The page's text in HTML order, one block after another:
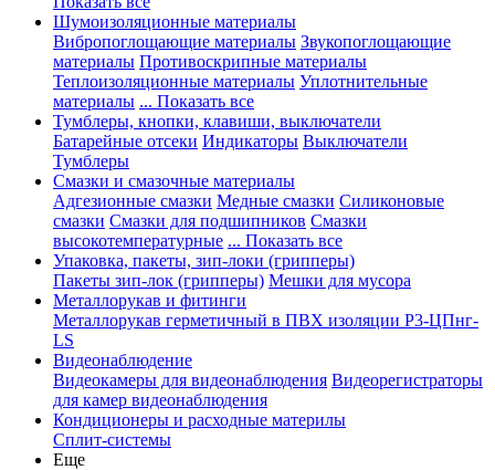
Шумоизоляционные материалы
Вибропоглощающие материалы Звукопоглощающие
материалы Противоскрипные материалы
Теплоизоляционные материалы Уплотнительные
материалы ... Показать все
Тумблеры, кнопки, клавиши, выключатели
Батарейные отсеки Индикаторы Выключатели
Тумблеры
Смазки и смазочные материалы
Адгезионные смазки Медные смазки Силиконовые
смазки Смазки для подшипников Смазки
высокотемпературные ... Показать все
Упаковка, пакеты, зип-локи (грипперы)
Пакеты зип-лок (грипперы) Мешки для мусора
Металлорукав и фитинги
Металлорукав герметичный в ПВХ изоляции Р3-ЦПнг-
LS
Видеонаблюдение
Видеокамеры для видеонаблюдения Видеорегистраторы
для камер видеонаблюдения
Кондиционеры и расходные материлы
Сплит-системы
Еще